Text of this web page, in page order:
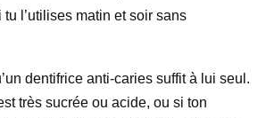
l’utilises matin et soir sans
dentifrice anti-caries suffit à lui seul.
très sucrée ou acide, ou si ton